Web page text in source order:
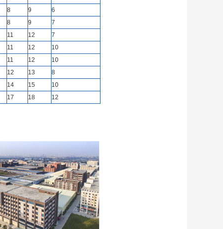
8 9
6
8 9
7
11 12
7
11 12
10
11 12
10
12 13
8
14 15
10
17 18 12